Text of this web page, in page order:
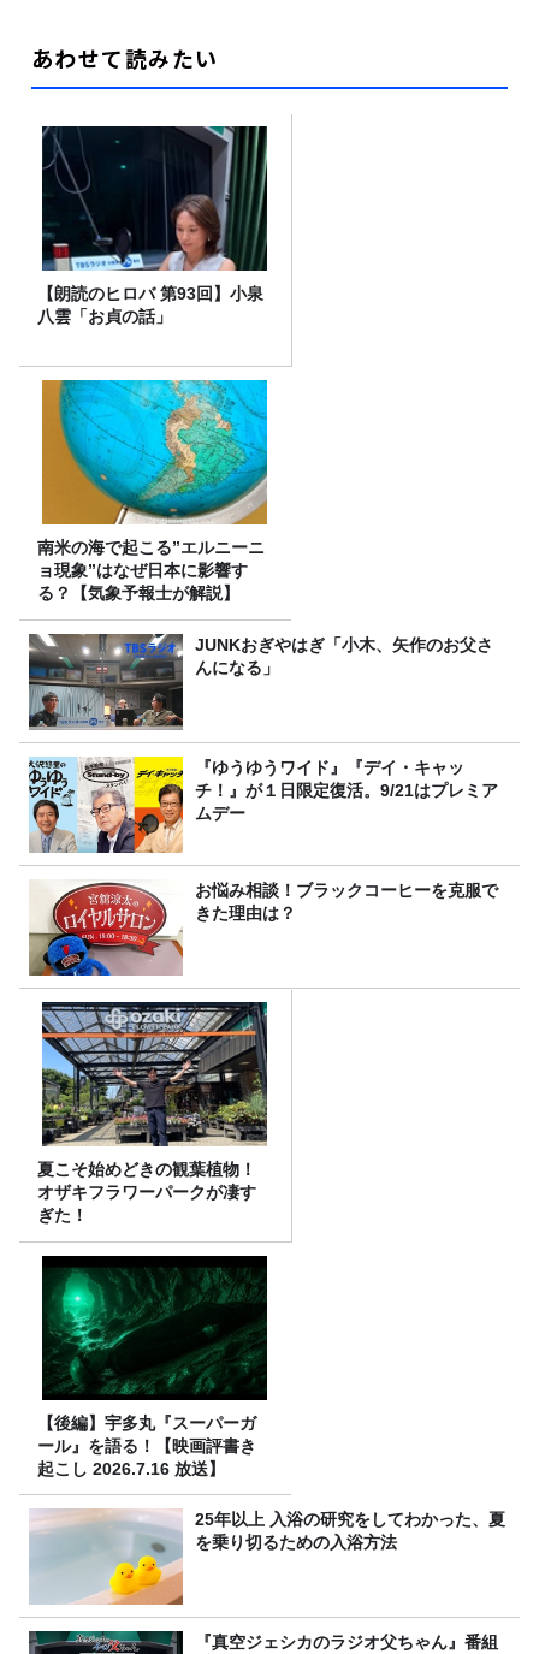
あわせて読みたい
【朗読のヒロバ 第93回】小泉
八雲「お貞の話」
南米の海で起こる”エルニーニ
ョ現象”はなぜ日本に影響す
る？【気象予報士が解説】
JUNKおぎやはぎ「小木、矢作のお父さ
んになる」
『ゆうゆうワイド』『デイ・キャッ
チ！』が１日限定復活。9/21はプレミア
ムデー
お悩み相談！ブラックコーヒーを克服で
きた理由は？
夏こそ始めどきの観葉植物！
オザキフラワーパークが凄す
ぎた！
【後編】宇多丸『スーパーガ
ール』を語る！【映画評書き
起こし 2026.7.16 放送】
25年以上 入浴の研究をしてわかった、夏
を乗り切るための入浴方法
『真空ジェシカのラジオ父ちゃん』番組